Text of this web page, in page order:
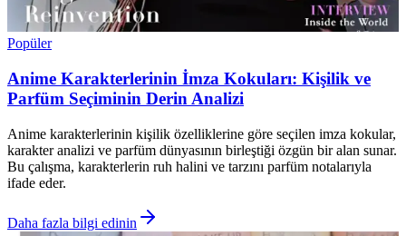
Popüler
Anime Karakterlerinin İmza Kokuları: Kişilik ve
Parfüm Seçiminin Derin Analizi
Anime karakterlerinin kişilik özelliklerine göre seçilen imza kokular,
karakter analizi ve parfüm dünyasının birleştiği özgün bir alan sunar.
Bu çalışma, karakterlerin ruh halini ve tarzını parfüm notalarıyla
ifade eder.
Daha fazla bilgi edinin